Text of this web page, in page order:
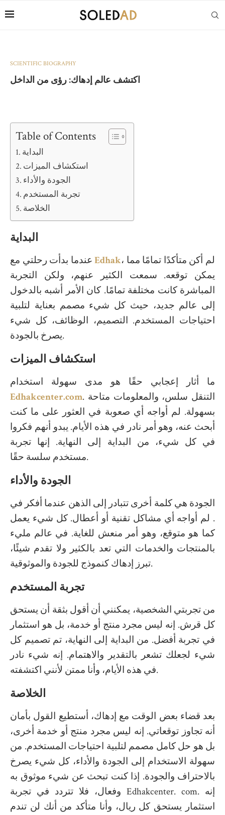
SCIENTIFIC BIOGRAPHY
اكتشف عالم إدهاك: رؤى من الداخل
Table of Contents
البداية
استكشاف الميزات
الجودة والأداء
تجربة المستخدم
الخلاصة
البداية
عندما بدأت رحلتي معEdhak، لم أكن متأكدًا تمامًا مما
يمكن توقعه. سمعت الكثير عنهم، ولكن التجربة
المباشرة كانت مختلفة تمامًا. كان الأمر أشبه بالدخول
إلى عالم جديد، حيث كل شيء مصمم بعناية لتلبية
احتياجات المستخدم. التصميم، الوظائف، كل شيء
يصرخ بالجودة.
استكشاف الميزات
ما أثار إعجابي حقًا هو مدى سهولة استخدام
Edhakcenter.com. التنقل سلس، والمعلومات متاحة
بسهولة. لم أواجه أي صعوبة في العثور على ما كنت
أبحث عنه، وهو أمر نادر في هذه الأيام. يبدو أنهم فكروا
في كل شيء، من البداية إلى النهاية. إنها تجربة
مستخدم سلسة حقًا.
الجودة والأداء
الجودة هي كلمة أخرى تتبادر إلى الذهن عندما أفكر في
. لم أواجه أي مشاكل تقنية أو أعطال. كل شيء يعمل
كما هو متوقع، وهو أمر منعش للغاية. في عالم مليء
بالمنتجات والخدمات التي تعد بالكثير ولا تقدم شيئًا،
تبرز إدهاك كنموذج للجودة والموثوقية.
تجربة المستخدم
من تجربتي الشخصية، يمكنني أن أقول بثقة أن يستحق
كل قرش. إنه ليس مجرد منتج أو خدمة، بل هو استثمار
في تجربة أفضل. من البداية إلى النهاية، تم تصميم كل
شيء لجعلك تشعر بالتقدير والاهتمام. إنه شيء نادر
في هذه الأيام، وأنا ممتن لأنني اكتشفته.
الخلاصة
بعد قضاء بعض الوقت مع إدهاك، أستطيع القول بأمان
أنه تجاوز توقعاتي. إنه ليس مجرد منتج أو خدمة أخرى،
بل هو حل كامل مصمم لتلبية احتياجات المستخدم. من
سهولة الاستخدام إلى الجودة والأداء، كل شيء يصرخ
بالاحتراف والجودة. إذا كنت تبحث عن شيء موثوق به
وفعال، فلا تتردد في تجربة Edhakcenter. com. إنه
استثمار يستحق كل ريال، وأنا متأكد من أنك لن تندم